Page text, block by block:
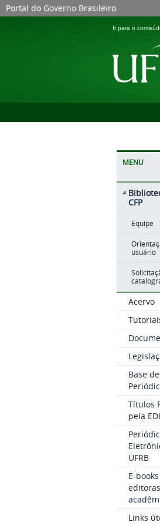
Portal do Governo Brasileiro
Ir para o
MENU
CFP
Equipe
usuário
Acervo
Base
Títulos
pela
UFRB
E-
editoras
Links